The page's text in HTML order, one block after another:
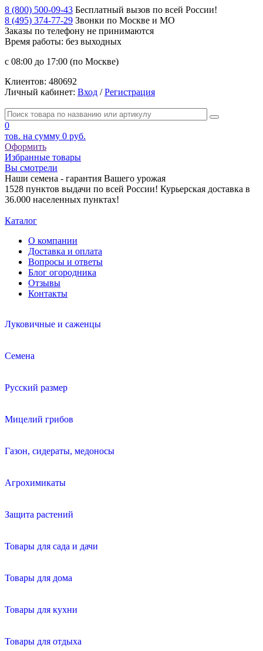
8 (800) 500-09-43 Бесплатный вызов по всей России!
8 (495) 374-77-29 Звонки по Москве и МО
Заказы по телефону не принимаются
Время работы: без выходных
с 08:00 до 17:00 (по Москве)
Клиентов: 480692
Личный кабинет: Вход /Регистрация
0
тов. на сумму 0 руб.
Оформить
Избранные товары
Вы смотрели
Наши семена - гарантия Вашего урожая
1528 пунктов выдачи по всей России! Курьерская доставка в
36.000 населенных пунктах!
Каталог
О компании
Доставка и оплата
Вопросы и ответы
Блог огородника
Отзывы
Контакты
Луковичные и саженцы
Семена
Русский размер
Мицелий грибов
Газон, сидераты, медоносы
Агрохимикаты
Защита растений
Товары для сада и дачи
Товары для дома
Товары для кухни
Товары для отдыха